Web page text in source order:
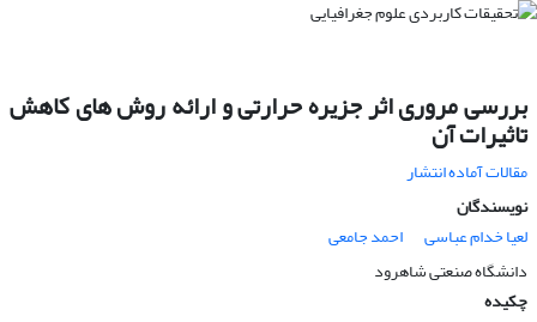
بررسی مروری اثر جزیره حرارتی و ارائه روش های کاهش
تاثیرات آن
مقالات آماده انتشار
نویسندگان
لعیا خدام عباسی
احمد جامعی
دانشگاه صنعتی شاهرود
چکیده